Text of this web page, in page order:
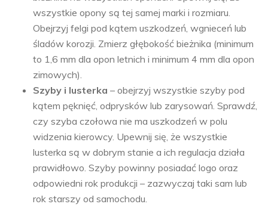
wszystkie opony są tej samej marki i rozmiaru.
Obejrzyj felgi pod kątem uszkodzeń, wgnieceń lub
śladów korozji. Zmierz głębokość bieżnika (minimum
to 1,6 mm dla opon letnich i minimum 4 mm dla opon
zimowych).
Szyby i lusterka – obejrzyj wszystkie szyby pod
kątem pęknięć, odprysków lub zarysowań. Sprawdź,
czy szyba czołowa nie ma uszkodzeń w polu
widzenia kierowcy. Upewnij się, że wszystkie
lusterka są w dobrym stanie a ich regulacja działa
prawidłowo. Szyby powinny posiadać logo oraz
odpowiedni rok produkcji – zazwyczaj taki sam lub
rok starszy od samochodu.